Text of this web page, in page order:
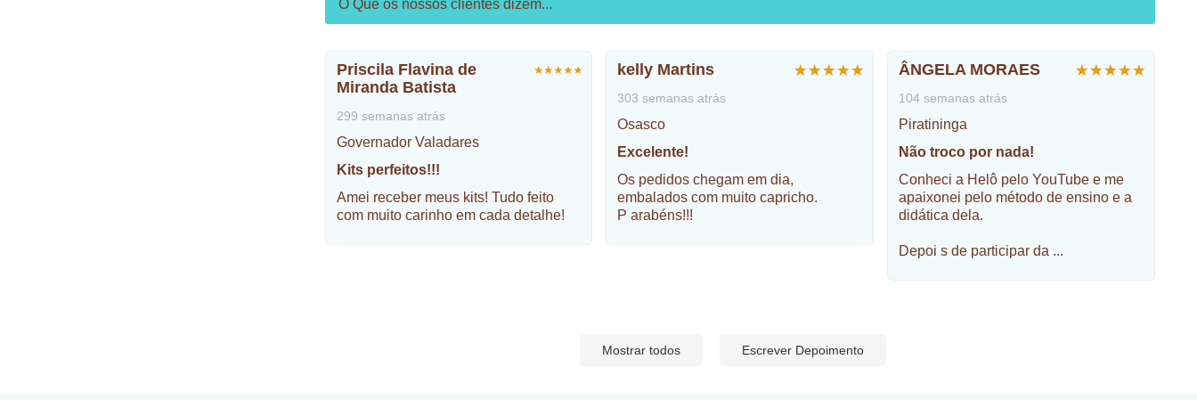
O Que os nossos clientes dizem...
Priscila Flavina de
Miranda Batista
299 semanas atrás
Governador Valadares
Kits perfeitos!!!
Amei receber meus kits! Tudo feito
com muito carinho em cada detalhe!
kelly Martins
303 semanas atrás
Osasco
Excelente!
Os pedidos chegam em dia,
embalados com muito capricho.
P arabéns!!!
ÂNGELA MORAES
104 semanas atrás
Piratininga
Não troco por nada!
Conheci a Helô pelo YouTube e me
apaixonei pelo método de ensino e a
didática dela.
Depoi s de participar da ...
Mostrar todos Escrever Depoimento